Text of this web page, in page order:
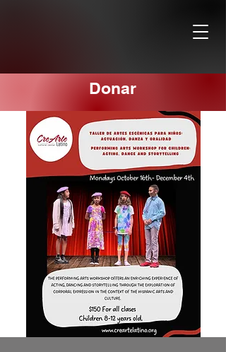
Donar